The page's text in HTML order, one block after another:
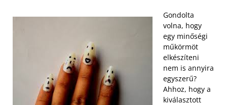
Gondolta
volna, hogy
egy minőségi
műkörmöt
elkészíteni
nem is annyira
egyszerű?
Ahhoz, hogy a
kiválasztott